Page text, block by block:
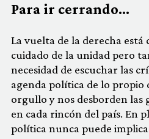
Para ir cerrando…
La vuelta de la derecha está
cuidado de la unidad pero
necesidad de escuchar las
agenda política de lo propio
orgullo y nos desborden las
en cada rincón del país. En
política nunca puede